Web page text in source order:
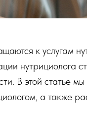
к услугам
нутрициолога
В этой статье
а также